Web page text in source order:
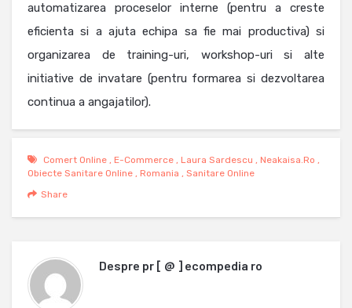
automatizarea proceselor interne (pentru a creste
eficienta si a ajuta echipa sa fie mai productiva) si
organizarea de training-uri, workshop-uri si alte
initiative de invatare (pentru formarea si dezvoltarea
continua a angajatilor).
Comert Online , E-Commerce , Laura Sardescu , Neakaisa.ro ,
Obiecte Sanitare Online , Romania , Sanitare Online
Share
Despre pr [ @ ] ecompedia ro